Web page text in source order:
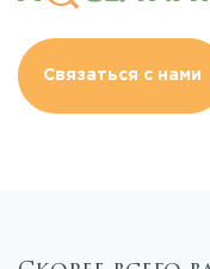
Связаться с нами